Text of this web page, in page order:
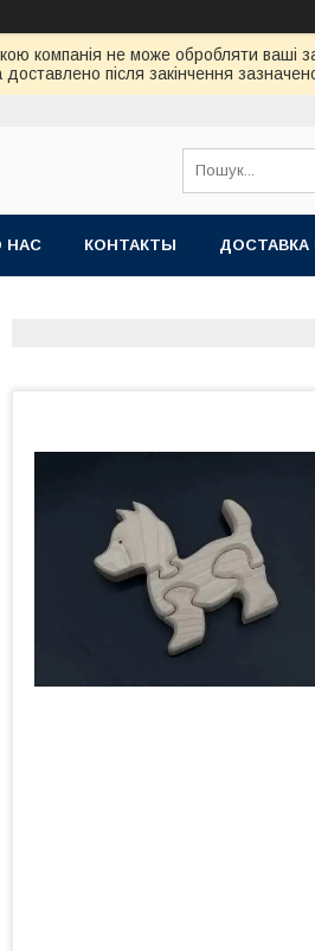
компанія не може обробляти
після закінчення
НАС КОНТАКТЫ ДОСТАВКА